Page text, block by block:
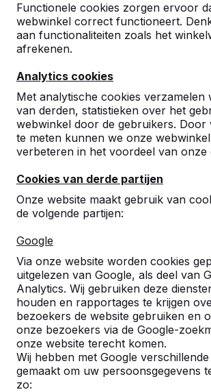
Functionele cookies zorgen ervoor
webwinkel correct functioneert.
aan functionaliteiten zoals het
afrekenen.
Analytics cookies
Met analytische cookies verzamelen
van derden, statistieken over het
webwinkel door de gebruikers. Door
te meten kunnen we onze
verbeteren in het voordeel van onze
Cookies van derde partijen
Onze website maakt gebruik van
de volgende partijen:
Google
Via onze website worden cookies
uitgelezen van Google, als deel van
Analytics. Wij gebruiken deze
houden en rapportages te krijgen
bezoekers de website gebruiken en
onze bezoekers via de Google-
onze website terecht komen.
Wij hebben met Google
gemaakt om uw persoonsgegevens
zo:
Multi-Spellentafel
Standaard
reviews
€ 3.100,00
2e product en volgende voor€
bespaar3%!
Kleur
Aantal